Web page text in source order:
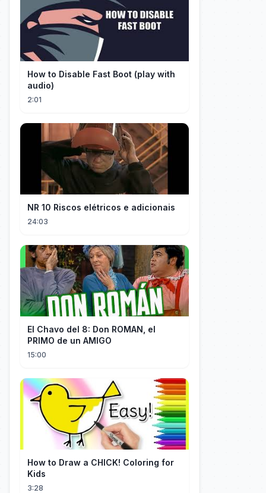
How to Disable Fast Boot (play with
audio)
2:01
NR 10 Riscos elétricos e adicionais
24:03
El Chavo del 8: Don ROMAN, el
PRIMO de un AMIGO
15:00
How to Draw a CHICK! Coloring for
Kids
3:28